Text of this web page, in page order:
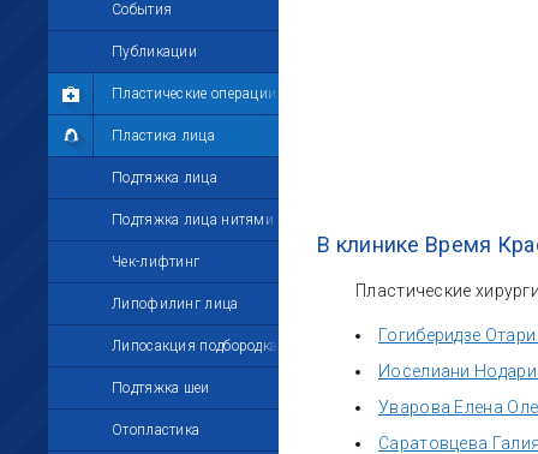
События
Публикации
Пластические операции
Пластика лица
Подтяжка лица
Подтяжка лица нитями
Чек-лифтинг
Липофилинг лица
Липосакция подбородка
Подтяжка шеи
Отопластика
Моё избранное
Мои настройки
В клинике Время
Пластические
Гогиберидзе
Иоселиани
Уварова Елена
Саратовцева